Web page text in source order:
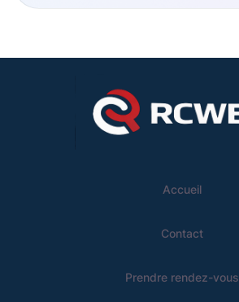
Accueil
Contact
Prendre rendez-vous